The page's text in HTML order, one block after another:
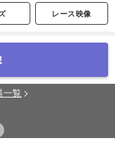
レース映像
一覧